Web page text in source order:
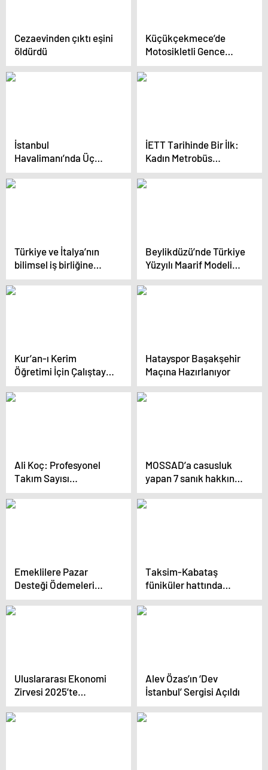
Cezaevinden çıktı eşini
öldürdü
Küçükçekmece’de
Motosikletli Gence
Silahlı Saldırı!
İstanbul
Havalimanı’nda Üç
Uçak Aynı Anda İniş
Kalkış YAPABİLECEK
İETT Tarihinde Bir İlk:
Kadın Metrobüs
Denetim Amiri Atandı
Türkiye ve İtalya’nın
bilimsel iş birliğine
odaklanan 2024
İtalyan Uzay Günü
Beylikdüzü’nde Türkiye
Yüzyılı Maarif Modeli
Atölye Çalışmaları
Yapıldı
Kur’an-ı Kerim
Öğretimi İçin Çalıştay
Düzenlendi
Hatayspor Başakşehir
Maçına Hazırlanıyor
Ali Koç: Profesyonel
Takım Sayısı
Azaltılmalı
MOSSAD’a casusluk
yapan 7 sanık hakkında
dava açıldı
Emeklilere Pazar
Desteği Ödemeleri
Başlıyor
Taksim-Kabataş
füniküler hattında
teknik arıza giderildi
Uluslararası Ekonomi
Zirvesi 2025’te
Sapanca’da
Alev Özas’ın ‘Dev
İstanbul’ Sergisi Açıldı